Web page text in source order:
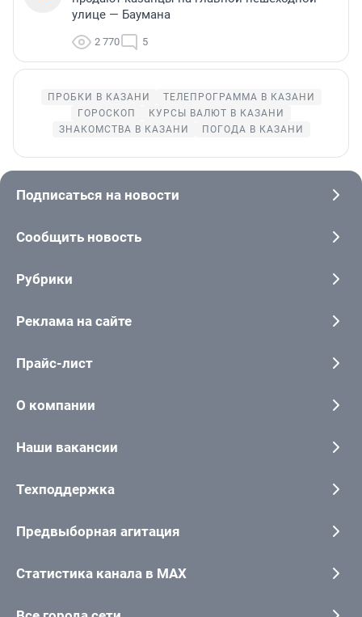
улице — Баумана
2 770 5
ПРОБКИ В КАЗАНИ
ТЕЛЕПРОГРАММА В КАЗАНИ
ГОРОСКОП
КУРСЫ ВАЛЮТ В КАЗАНИ
ЗНАКОМСТВА В КАЗАНИ
ПОГОДА В КАЗАНИ
Подписаться на новости
Сообщить новость
Рубрики
Реклама на сайте
Прайс-лист
О компании
Наши вакансии
Техподдержка
Предвыборная агитация
Статистика канала в MAX